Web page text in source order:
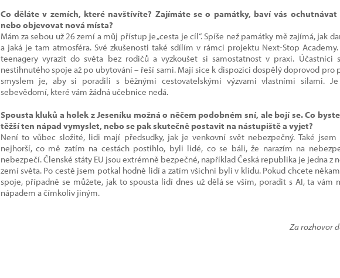
Co děláte v zemích, které navštívíte? Zajímáte se o památky, baví vás
nebo objevovat nová místa?
Mám za sebou už 26 zemí a můj přístup je „cesta je cíl“. Spíše než památky mě zajímá, jak
a jaká je tam atmosféra. Své zkušenosti také sdílím v rámci projektu Next-Stop
teenagery vyrazit do světa bez rodičů a vyzkoušet si samostatnost v praxi. Účastníci
nestihnutého spoje až po ubytování – řeší sami. Mají sice k dispozici dospělý doprovod pro
smyslem je, aby si poradili s běžnými cestovatelskými výzvami vlastními silami.
sebevědomí, které vám žádná učebnice nedá.
Spousta kluků a holek z Jeseníku možná o něčem podobném sní, ale bojí se. Co
těžší ten nápad vymyslet, nebo se pak skutečně postavit na nástupiště a vyjet?
Není to vůbec složité, lidi mají předsudky, jak je venkovní svět nebezpečný. Také jsem
nejhorší, co mě zatím na cestách postihlo, byli lidé, co se báli, že narazím na
nebezpečí. Členské státy EU jsou extrémně bezpečné, například Česká republika je jedna z
zemí světa. Po cestě jsem potkal hodně lidí a zatím všichni byli v klidu. Pokud chcete
spoje, případně se můžete, jak to spousta lidí dnes už dělá se vším, poradit s AI, ta vám
nápadem a čímkoliv jiným.
Za rozhovor